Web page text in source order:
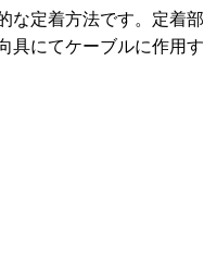
な定着方法です。定着
具にてケーブルに作用